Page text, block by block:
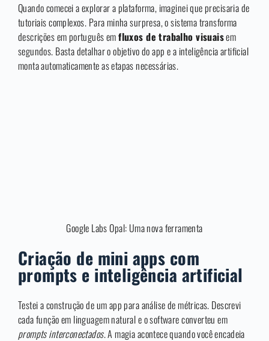
Quando comecei a explorar a plataforma, imaginei que precisaria de
tutoriais complexos. Para minha surpresa, o sistema transforma
descrições em português emfluxos de trabalho visuaisem
segundos. Basta detalhar o objetivo do app e a inteligência artificial
monta automaticamente as etapas necessárias.
Google Labs Opal: Uma nova ferramenta
Criação de mini apps com
prompts e inteligência artificial
Testei a construção de um app para análise de métricas. Descrevi
cada função em linguagem natural e o software converteu em
prompts interconectados. A magia acontece quando você encadeia